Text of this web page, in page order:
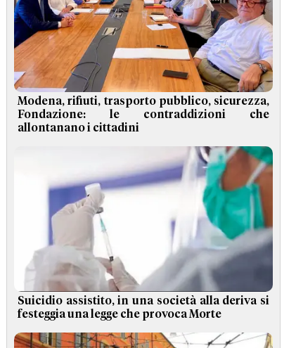
Modena, rifiuti, trasporto pubblico, sicurezza,
Fondazione: le contraddizioni che
allontanano i cittadini
Suicidio assistito, in una società alla deriva si
festeggia una legge che provoca Morte